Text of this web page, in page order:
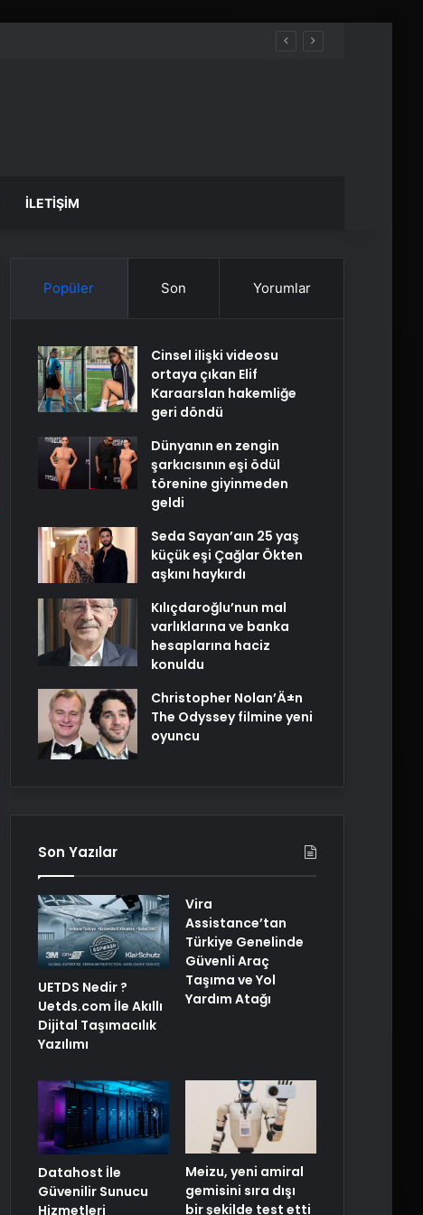
İLETIŞIM
Popüler Son Yorumlar
Cinsel ilişki videosu
ortaya çıkan Elif
Karaarslan hakemliğe
geri döndü
Dünyanın en zengin
şarkıcısının eşi ödül
törenine giyinmeden
geldi
Seda Sayan’aın 25 yaş
küçük eşi Çağlar Ökten
aşkını haykırdı
Kılıçdaroğlu’nun mal
varlıklarına ve banka
hesaplarına haciz
konuldu
Christopher Nolan’Ä±n
The Odyssey filmine yeni
oyuncu
Son Yazılar
UETDS Nedir ?
Uetds.com İle Akıllı
Dijital Taşımacılık
Yazılımı
Vira
Assistance’tan
Türkiye Genelinde
Güvenli Araç
Taşıma ve Yol
Yardım Atağı
Datahost İle
Güvenilir Sunucu
Hizmetleri
Meizu, yeni amiral
gemisini sıra dışı
bir şekilde test etti